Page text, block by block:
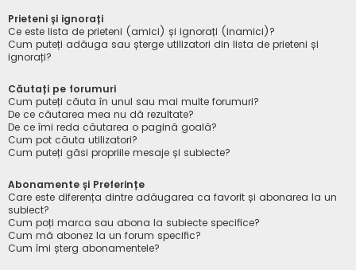
Prieteni și ignorați
Ce este lista de prieteni (amici) și ignorați (inamici)?
Cum puteți adăuga sau șterge utilizatori din lista de prieteni și
ignorați?
Căutați pe forumuri
Cum puteți căuta în unul sau mai multe forumuri?
De ce căutarea mea nu dă rezultate?
De ce îmi reda căutarea o pagină goală?
Cum pot căuta utilizatori?
Cum puteți găsi propriile mesaje și subiecte?
Abonamente și Preferințe
Care este diferența dintre adăugarea ca favorit și abonarea la un
subiect?
Cum poți marca sau abona la subiecte specifice?
Cum mă abonez la un forum specific?
Cum îmi șterg abonamentele?